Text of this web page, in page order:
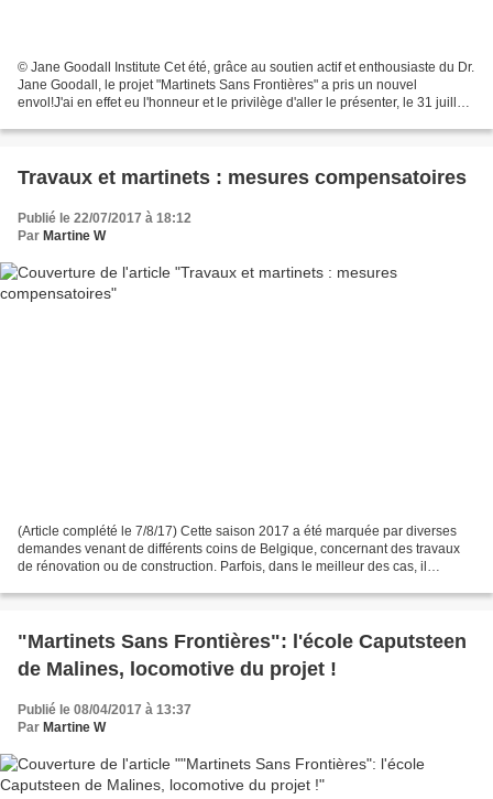
© Jane Goodall Institute Cet été, grâce au soutien actif et enthousiaste du Dr.
Jane Goodall, le projet "Martinets Sans Frontières" a pris un nouvel
envol!J'ai en effet eu l'honneur et le privilège d'aller le présenter, le 31 juillet,
Travaux et martinets : mesures compensatoires
Publié le 22/07/2017 à 18:12
Par Martine W
(Article complété le 7/8/17) Cette saison 2017 a été marquée par diverses
demandes venant de différents coins de Belgique, concernant des travaux
de rénovation ou de construction. Parfois, dans le meilleur des cas, il
"Martinets Sans Frontières": l'école Caputsteen
de Malines, locomotive du projet !
Publié le 08/04/2017 à 13:37
Par Martine W